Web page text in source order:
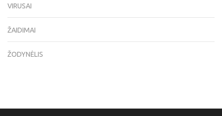
VIRUSAI
ŽAIDIMAI
ŽODYNĖLIS